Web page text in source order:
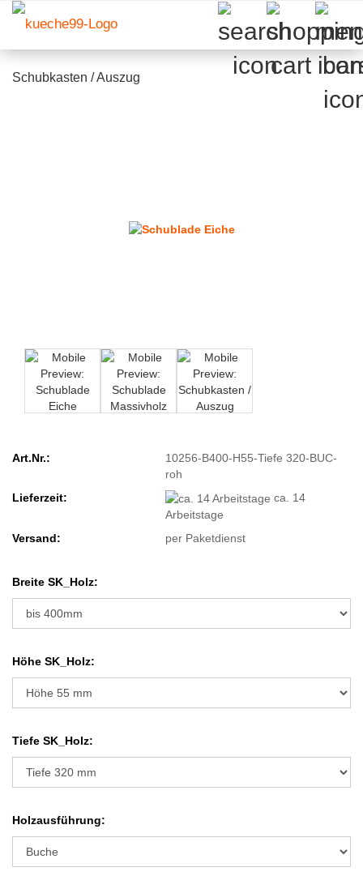
Schubkasten / Auszug
Art.Nr.:
10256-B400-H55-Tiefe 320-BUC-
roh
Lieferzeit:
ca. 14
Arbeitstage
Versand:
per Paketdienst
Breite SK_Holz:
Höhe SK_Holz:
Tiefe SK_Holz:
Holzausführung: